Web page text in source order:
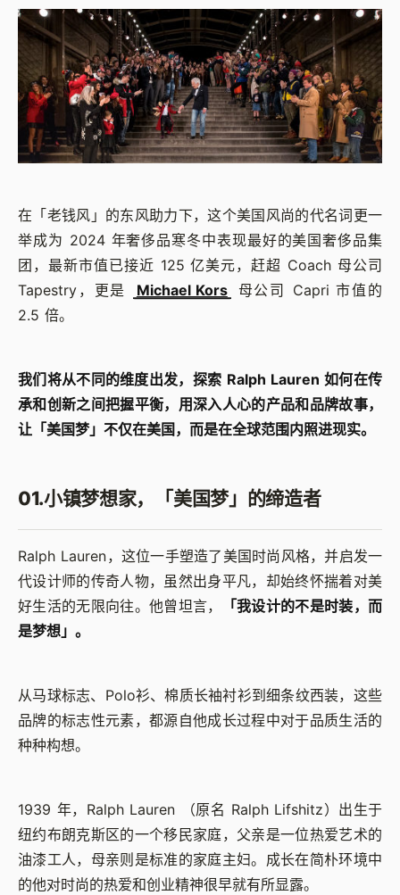
在「老钱风」的东风助力下，这个美国风尚的代名词更一
举成为 2024 年奢侈品寒冬中表现最好的美国奢侈品集
团，最新市值已接近 125 亿美元，赶超 Coach 母公司
Tapestry，更是
Michael Kors
母公司 Capri 市值的
2.5 倍。
我们将从不同的维度出发，探索 Ralph Lauren 如何在传
承和创新之间把握平衡，用深入人心的产品和品牌故事，
让「美国梦」不仅在美国，而是在全球范围内照进现实。
01.小镇梦想家，「美国梦」的缔造者
Ralph Lauren，这位一手塑造了美国时尚风格，并启发一
代设计师的传奇人物，虽然出身平凡，却始终怀揣着对美
好生活的无限向往。他曾坦言，
「我设计的不是时装，而
是梦想」。
从马球标志、Polo衫、棉质长袖衬衫到细条纹西装，这些
品牌的标志性元素，都源自他成长过程中对于品质生活的
种种构想。
1939 年，Ralph Lauren （原名 Ralph Lifshitz）出生于
纽约布朗克斯区的一个移民家庭，父亲是一位热爱艺术的
油漆工人，母亲则是标准的家庭主妇。成长在简朴环境中
的他对时尚的热爱和创业精神很早就有所显露。